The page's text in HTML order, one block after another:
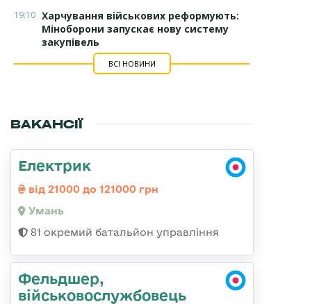
19:10 Харчування військових реформують:
Міноборони запускає нову систему
закупівель
ВСІ НОВИНИ
ВАКАНСІЇ
Електрик
від 21000 до 121000 грн
Умань
81 окремий батальйон управління
Фельдшер,
військовослужбовець